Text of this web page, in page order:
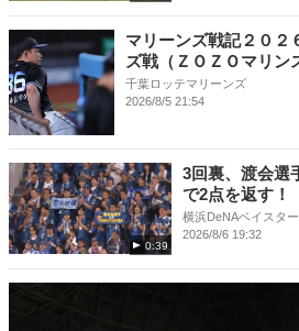
マリーンズ戦記２０
ズ戦（ＺＯＺＯマリ
千葉ロッテマリーンズ
2026/8/5 21:54
0:39
3回裏、渡会選
で2点を返す！
横浜DeNAベイスタ
2026/8/6 19:32